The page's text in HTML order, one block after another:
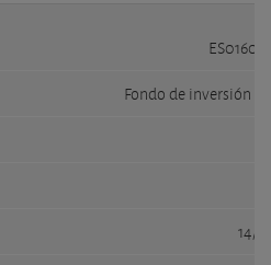
Fondo de inversión
14/